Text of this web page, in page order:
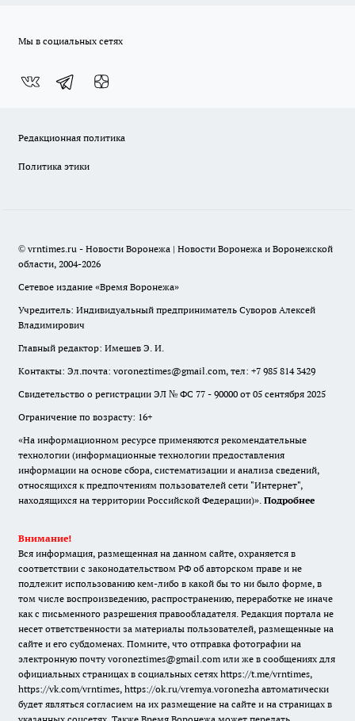
Мы в социальных сетях
Редакционная политика
Политика этики
© vrntimes.ru - Новости Воронежа | Новости Воронежа и Воронежской
области, 2004-2026
Сетевое издание «Время Воронежа»
Учредитель: Индивидуальный предприниматель Суворов Алексей
Владимирович
Главный редактор: Имешев Э. И.
Контакты: Эл.почта: voroneztimes@gmail.com, тел: +7 985 814 3429
Свидетельство о регистрации ЭЛ № ФС 77 - 90000 от 05 сентября 2025
Ограничение по возрасту: 16+
«На информационном ресурсе применяются рекомендательные
технологии (информационные технологии предоставления
информации на основе сбора, систематизации и анализа сведений,
относящихся к предпочтениям пользователей сети "Интернет",
находящихся на территории Российской Федерации)». Подробнее
Внимание!
Вся информация, размещенная на данном сайте, охраняется в
соответствии с законодательством РФ об авторском праве и не
подлежит использованию кем-либо в какой бы то ни было форме, в
том числе воспроизведению, распространению, переработке не иначе
как с письменного разрешения правообладателя. Редакция портала не
несет ответственности за материалы пользователей, размещенные на
сайте и его субдоменах. Помните, что отправка фотографии на
электронную почту voroneztimes@gmail.com или же в сообщениях для
официальных страницах в социальных сетях https://t.me/vrntimes,
https://vk.com/vrntimes, https://ok.ru/vremya.voronezha автоматически
будет являться согласием на их размещение на сайте и на страницах в